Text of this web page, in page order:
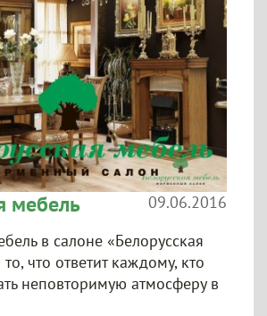
мебель
09.06.2016
в салоне «Белорусская
что ответит каждому, кто
неповторимую атмосферу в